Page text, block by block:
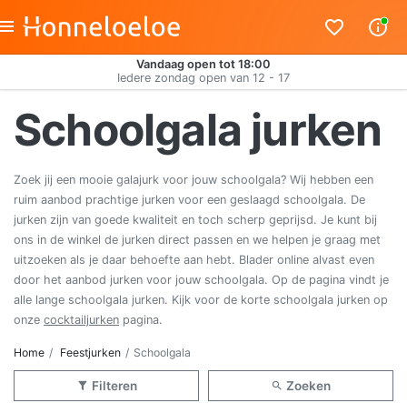
Vandaag open tot 18:00
Iedere zondag open van 12 - 17
Schoolgala jurken
Zoek jij een mooie galajurk voor jouw schoolgala? Wij hebben een
ruim aanbod prachtige jurken voor een geslaagd schoolgala. De
jurken zijn van goede kwaliteit en toch scherp geprijsd. Je kunt bij
ons in de winkel de jurken direct passen en we helpen je graag met
uitzoeken als je daar behoefte aan hebt. Blader online alvast even
door het aanbod jurken voor jouw schoolgala. Op de pagina vindt je
alle lange schoolgala jurken. Kijk voor de korte schoolgala jurken op
onze cocktailjurken pagina.
Home Feestjurken Schoolgala
Filteren Zoeken